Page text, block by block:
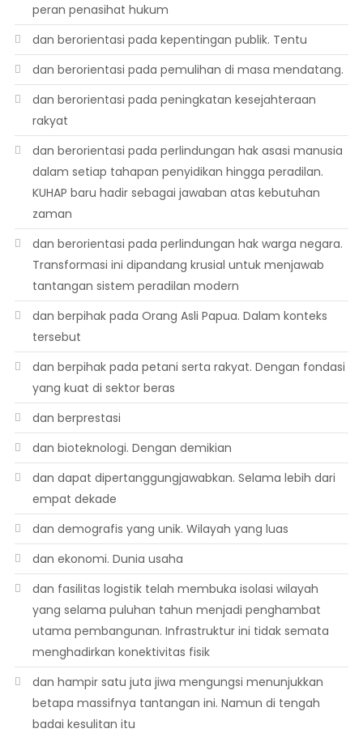
peran penasihat hukum
dan berorientasi pada kepentingan publik. Tentu
dan berorientasi pada pemulihan di masa mendatang.
dan berorientasi pada peningkatan kesejahteraan
rakyat
dan berorientasi pada perlindungan hak asasi manusia
dalam setiap tahapan penyidikan hingga peradilan.
KUHAP baru hadir sebagai jawaban atas kebutuhan
zaman
dan berorientasi pada perlindungan hak warga negara.
Transformasi ini dipandang krusial untuk menjawab
tantangan sistem peradilan modern
dan berpihak pada Orang Asli Papua. Dalam konteks
tersebut
dan berpihak pada petani serta rakyat. Dengan fondasi
yang kuat di sektor beras
dan berprestasi
dan bioteknologi. Dengan demikian
dan dapat dipertanggungjawabkan. Selama lebih dari
empat dekade
dan demografis yang unik. Wilayah yang luas
dan ekonomi. Dunia usaha
dan fasilitas logistik telah membuka isolasi wilayah
yang selama puluhan tahun menjadi penghambat
utama pembangunan. Infrastruktur ini tidak semata
menghadirkan konektivitas fisik
dan hampir satu juta jiwa mengungsi menunjukkan
betapa massifnya tantangan ini. Namun di tengah
badai kesulitan itu